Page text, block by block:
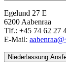
Egelund 27 E
6200 Aabenraa
Tlf.: +45 74 62 27
E-Mail:
Niederlassung